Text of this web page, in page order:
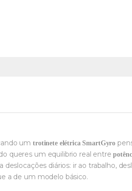
umtrotinete elétrica SmartGyro
queres um equilibrio real entre
deslocações diários: ir ao trabalho,
a de um modelo básico.